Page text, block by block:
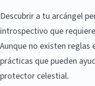
Descubrir a tu arcángel
introspectivo que
Aunque no existen
prácticas que pueden
protector celestial.